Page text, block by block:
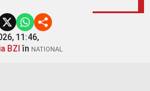
11:46,
BZI în NATIONAL